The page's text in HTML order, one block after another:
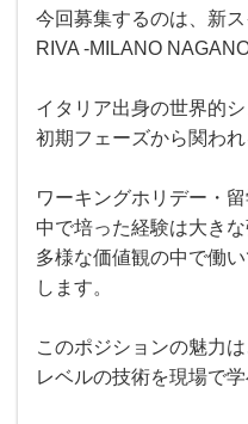
今回募集するのは、新
RIVA -MILANO
イタリア出身の世界的
初期フェーズから関われ
ワーキングホリデー・
中で培った経験は大きな
多様な価値観の中で働
します。
このポジションの魅力
レベルの技術を現場で学